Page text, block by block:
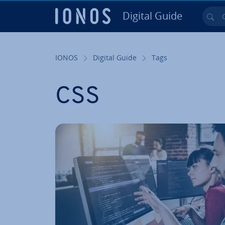
Digital Guide
IONOS Digital Guide Tags
CSS